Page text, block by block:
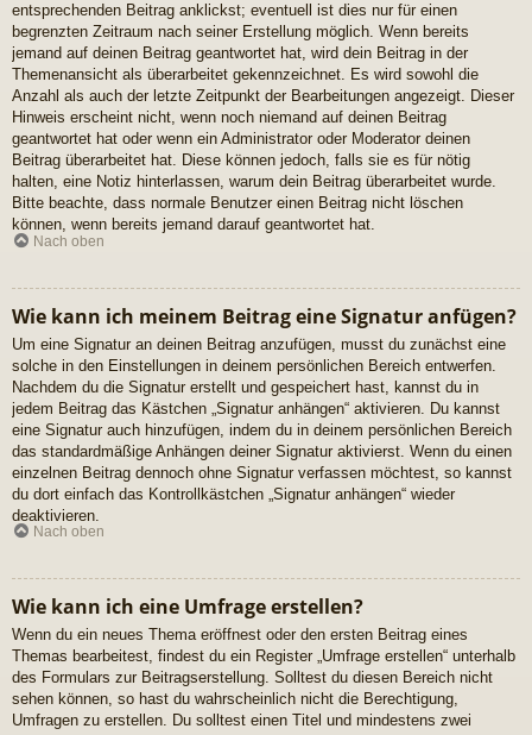
entsprechenden Beitrag anklickst; eventuell ist dies nur für einen
begrenzten Zeitraum nach seiner Erstellung möglich. Wenn bereits
jemand auf deinen Beitrag geantwortet hat, wird dein Beitrag in der
Themenansicht als überarbeitet gekennzeichnet. Es wird sowohl die
Anzahl als auch der letzte Zeitpunkt der Bearbeitungen angezeigt. Dieser
Hinweis erscheint nicht, wenn noch niemand auf deinen Beitrag
geantwortet hat oder wenn ein Administrator oder Moderator deinen
Beitrag überarbeitet hat. Diese können jedoch, falls sie es für nötig
halten, eine Notiz hinterlassen, warum dein Beitrag überarbeitet wurde.
Bitte beachte, dass normale Benutzer einen Beitrag nicht löschen
können, wenn bereits jemand darauf geantwortet hat.
Nach oben
Wie kann ich meinem Beitrag eine Signatur anfügen?
Um eine Signatur an deinen Beitrag anzufügen, musst du zunächst eine
solche in den Einstellungen in deinem persönlichen Bereich entwerfen.
Nachdem du die Signatur erstellt und gespeichert hast, kannst du in
jedem Beitrag das Kästchen „Signatur anhängen“ aktivieren. Du kannst
eine Signatur auch hinzufügen, indem du in deinem persönlichen Bereich
das standardmäßige Anhängen deiner Signatur aktivierst. Wenn du einen
einzelnen Beitrag dennoch ohne Signatur verfassen möchtest, so kannst
du dort einfach das Kontrollkästchen „Signatur anhängen“ wieder
deaktivieren.
Nach oben
Wie kann ich eine Umfrage erstellen?
Wenn du ein neues Thema eröffnest oder den ersten Beitrag eines
Themas bearbeitest, findest du ein Register „Umfrage erstellen“ unterhalb
des Formulars zur Beitragserstellung. Solltest du diesen Bereich nicht
sehen können, so hast du wahrscheinlich nicht die Berechtigung,
Umfragen zu erstellen. Du solltest einen Titel und mindestens zwei